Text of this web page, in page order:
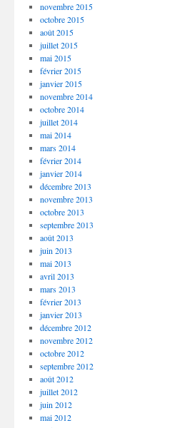
novembre 2015
octobre 2015
août 2015
juillet 2015
mai 2015
février 2015
janvier 2015
novembre 2014
octobre 2014
juillet 2014
mai 2014
mars 2014
février 2014
janvier 2014
décembre 2013
novembre 2013
octobre 2013
septembre 2013
août 2013
juin 2013
mai 2013
avril 2013
mars 2013
février 2013
janvier 2013
décembre 2012
novembre 2012
octobre 2012
septembre 2012
août 2012
juillet 2012
juin 2012
mai 2012